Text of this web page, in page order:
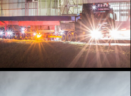
Industrie